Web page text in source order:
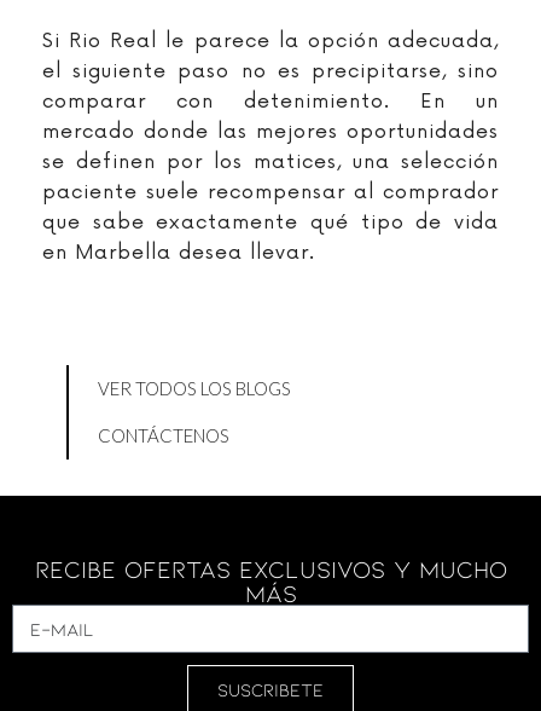
Si Rio Real le parece la opción adecuada,
el siguiente paso no es precipitarse, sino
comparar con detenimiento. En un
mercado donde las mejores oportunidades
se definen por los matices, una selección
paciente suele recompensar al comprador
que sabe exactamente qué tipo de vida
en Marbella desea llevar.
VER TODOS LOS BLOGS
CONTÁCTENOS
Recibe Ofertas Exclusivos Y Mucho
Más
SUSCRIBETE